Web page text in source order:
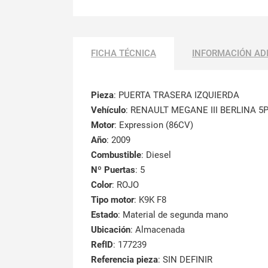
FICHA TÉCNICA INFORMACIÓN
Pieza: PUERTA TRASERA IZQUIERDA
Vehículo: RENAULT MEGANE III BERLINA 5P
Motor: Expression (86CV)
Año: 2009
Combustible: Diesel
Nº Puertas: 5
Color: ROJO
Tipo motor: K9K F8
Estado: Material de segunda mano
Ubicación: Almacenada
RefID: 177239
Referencia pieza: SIN DEFINIR